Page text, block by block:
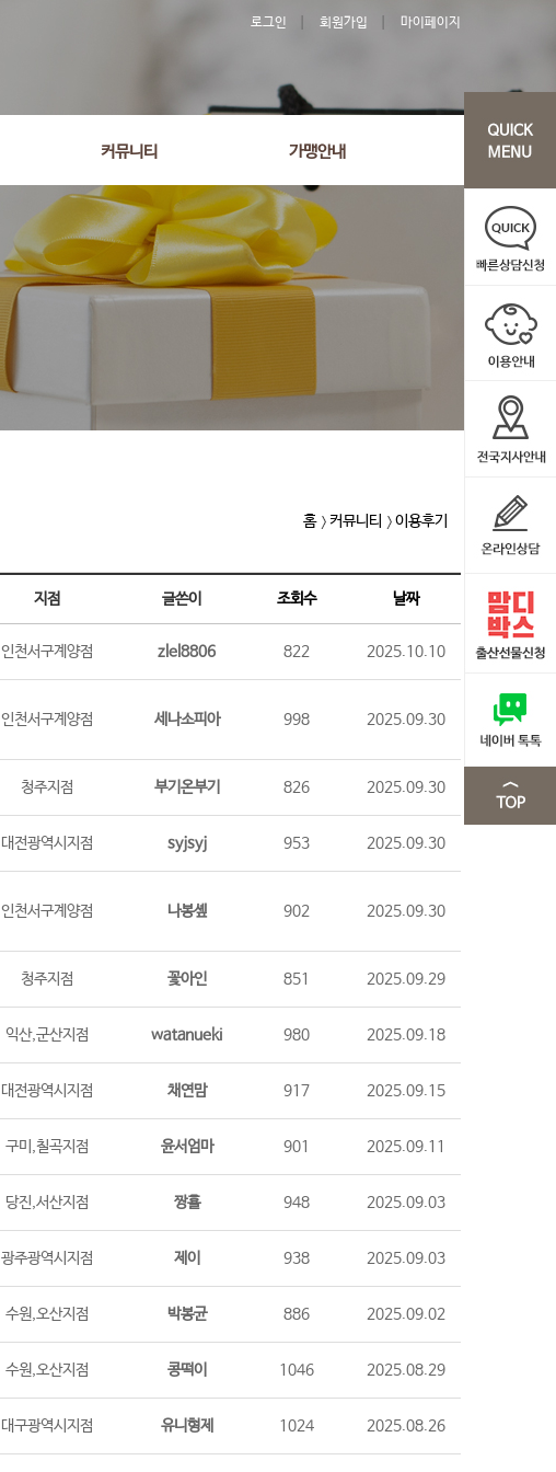
로그인 회원가입 마이페이지
커뮤니티 가맹안내
홈 커뮤니티 이용후기
지점 글쓴이 조회수 날짜
인천서구계양점 zlel8806 822 2025.10.10
인천서구계양점 세나소피아 998 2025.09.30
청주지점 부기온부기 826 2025.09.30
대전광역시지점 syjsyj 953 2025.09.30
인천서구계양점 나봉솊 902 2025.09.30
청주지점 꽃아인 851 2025.09.29
익산,군산지점 watanueki 980 2025.09.18
대전광역시지점 채연맘 917 2025.09.15
구미,칠곡지점 윤서엄마 901 2025.09.11
당진,서산지점 짱횰 948 2025.09.03
광주광역시지점 제이 938 2025.09.03
수원,오산지점 박봉균 886 2025.09.02
수원,오산지점 콩떡이 1046 2025.08.29
대구광역시지점 유니형제 1024 2025.08.26